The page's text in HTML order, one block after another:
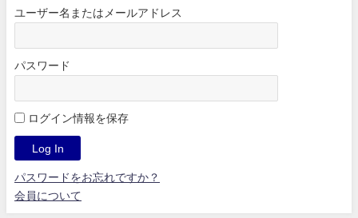
ユーザー名またはメールアドレス
パスワード
ログイン情報を保存
パスワードをお忘れですか？
会員について